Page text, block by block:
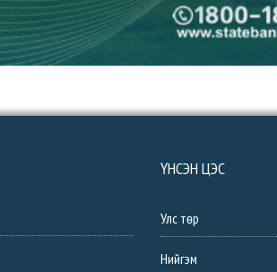
ҮНСЭН ЦЭС
Улс төр
Нийгэм